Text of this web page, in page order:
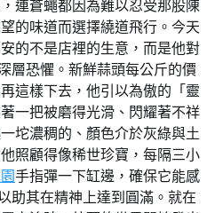
連蒼蠅都因為難以忍受那股陳
的味道而選擇繞道飛行。今天
的不是店裡的生意，而是他對
層恐懼。新鮮蒜頭每公斤的價
這樣下去，他引以為傲的「靈
一把被磨得光滑、閃耀著不祥
坨濃稠的、顏色介於灰綠與土
照顧得像稀世珍寶，每隔三小
手指彈一下缸邊，確保它能感
助其在精神上達到圓滿。就在